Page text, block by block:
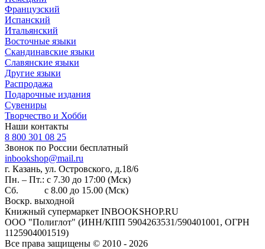
Французский
Испанский
Итальянский
Восточные языки
Скандинавские языки
Славянские языки
Другие языки
Распродажа
Подарочные издания
Сувениры
Творчество и Хобби
Наши контакты
8 800 301 08 25
Звонок по России бесплатный
inbookshop@mail.ru
г. Казань, ул. Островского, д.18/6
Пн. – Пт.: с 7.30 до 17:00 (Мск)
Сб. с 8.00 до 15.00 (Мск)
Воскр. выходной
Книжный супермаркет INBOOKSHOP.RU
ООО "Полиглот" (ИНН/КПП 5904263531/590401001, ОГРН
1125904001519)
Все права защищены © 2010 - 2026